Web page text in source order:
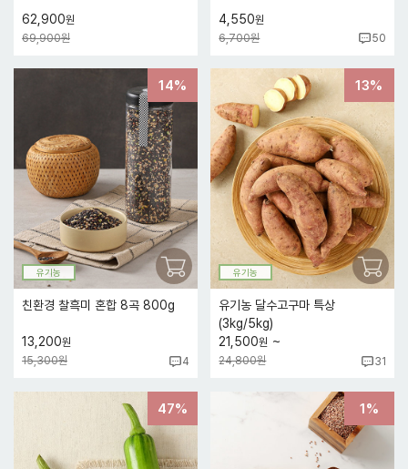
62,900원
69,900원
4,550원
6,700원
50
14%
유기농
친환경 찰흑미 혼합 8곡 800g
13,200원
15,300원
4
13%
유기농
유기농 달수고구마 특상
(3kg/5kg)
21,500원 ~
24,800원 31
47% 1%